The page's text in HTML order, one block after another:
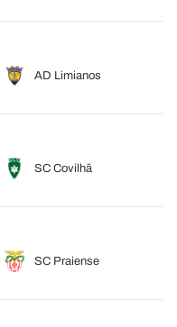
AD Limianos
SC Covilhã
SC Praiense